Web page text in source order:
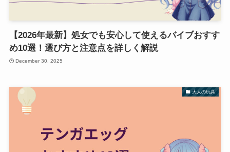
【2026年最新】処女でも安心して使えるバイブおすす
め10選！選び方と注意点を詳しく解説
December 30, 2025
大人の玩具